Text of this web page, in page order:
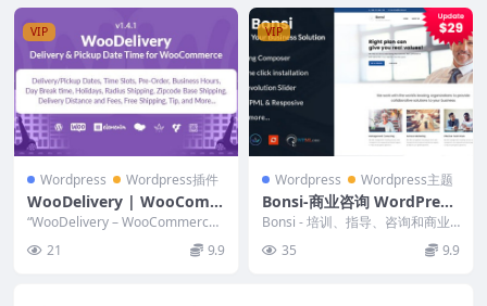
VIP
Wordpress Wordpress插件
WooDelivery | WooComm
erce 的送货和取货日期时间
1.4.3
“WooDelivery – WooCommerce
21 9.9
VIP
Wordpress Wordpress主题
Bonsi-商业咨询 WordPress
主题 2.5
Bonsi - 培训、指导、咨询和商业
WordPress 主题是一款高级 Wo...
35 9.9